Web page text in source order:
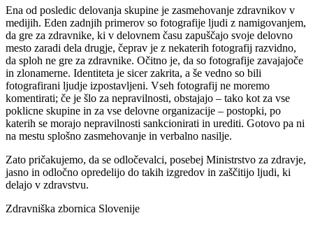
Ena od posledic delovanja skupine je zasmehovanje zdravnikov v
medijih. Eden zadnjih primerov so fotografije ljudi z namigovanjem,
da gre za zdravnike, ki v delovnem času zapuščajo svoje delovno
mesto zaradi dela drugje, čeprav je z nekaterih fotografij razvidno,
da sploh ne gre za zdravnike. Očitno je, da so fotografije zavajajoče
in zlonamerne. Identiteta je sicer zakrita, a še vedno so bili
fotografirani ljudje izpostavljeni. Vseh fotografij ne moremo
komentirati; če je šlo za nepravilnosti, obstajajo – tako kot za vse
poklicne skupine in za vse delovne organizacije – postopki, po
katerih se morajo nepravilnosti sankcionirati in urediti. Gotovo pa ni
na mestu splošno zasmehovanje in verbalno nasilje.
Zato pričakujemo, da se odločevalci, posebej Ministrstvo za zdravje,
jasno in odločno opredelijo do takih izgredov in zaščitijo ljudi, ki
delajo v zdravstvu.
Zdravniška zbornica Slovenije